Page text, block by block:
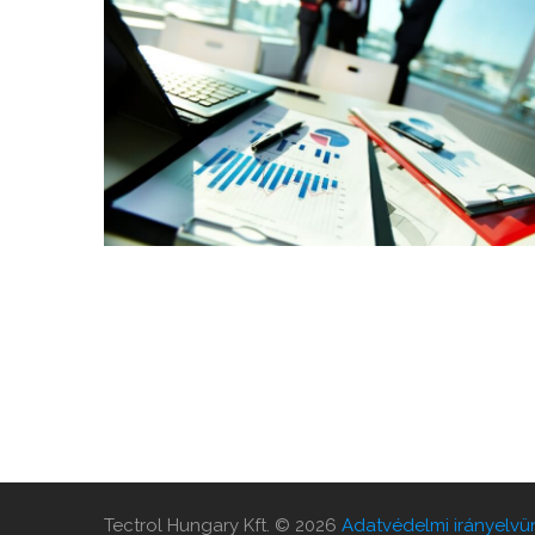
Tectrol Hungary Kft. © 2026 Adatvédelmi